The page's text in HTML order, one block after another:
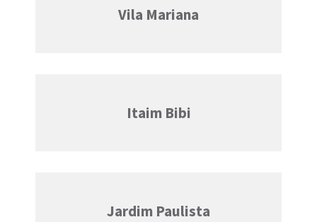
Vila Mariana
Itaim Bibi
Jardim Paulista